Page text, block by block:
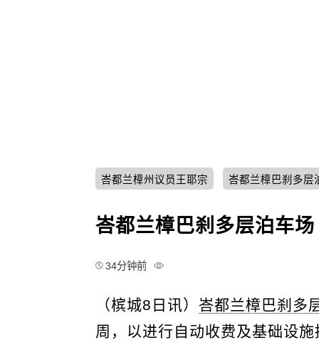
峇都兰樟州议员王耶宗 峇都兰樟巴刹多层
峇都兰樟巴刹多层泊车
34分钟前
（槟城8日讯）峇都兰樟巴刹多
周，以进行自动收费及基础设